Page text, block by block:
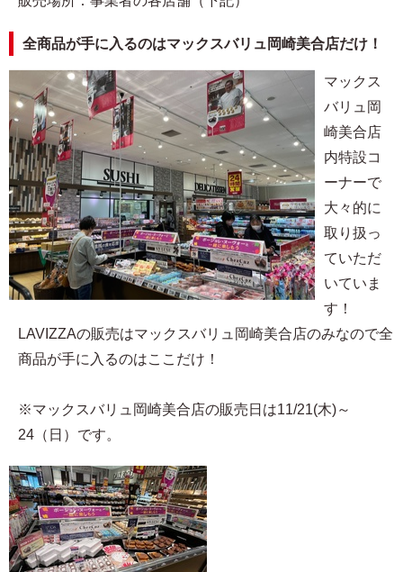
全商品が手に入るのはマックスバリュ岡崎美合店だけ！
マックス
バリュ岡
崎美合店
内特設コ
ーナーで
大々的に
取り扱っ
ていただ
いていま
す！
LAVIZZAの販売はマックスバリュ岡崎美合店のみなので全
商品が手に入るのはここだけ！
※マックスバリュ岡崎美合店の販売日は11/21(木)～
24（日）です。